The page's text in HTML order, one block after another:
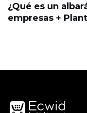
¿Qué es un
empresas +